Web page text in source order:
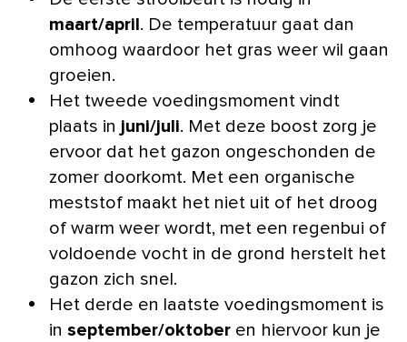
maart/april. De temperatuur gaat dan
omhoog waardoor het gras weer wil gaan
groeien.
Het tweede voedingsmoment vindt
plaats in juni/juli. Met deze boost zorg je
ervoor dat het gazon ongeschonden de
zomer doorkomt. Met een organische
meststof maakt het niet uit of het droog
of warm weer wordt, met een regenbui of
voldoende vocht in de grond herstelt het
gazon zich snel.
Het derde en laatste voedingsmoment is
in september/oktober en hiervoor kun je